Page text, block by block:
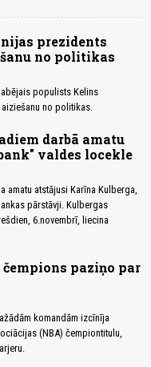
prezidents
no politikas
populists Kelins
no politikas.
darbā amatu
valdes locekle
amatu atstājusi Karīna Kulberga,
pārstāvji. Kulbergas
6.novembrī, liecina
paziņo par
komandām izcīnīja
(NBA) čempiontitulu,